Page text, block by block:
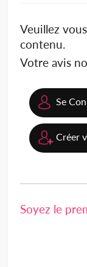
Veuillez
contenu.
Votre avis
Se
Créer
Soyez le